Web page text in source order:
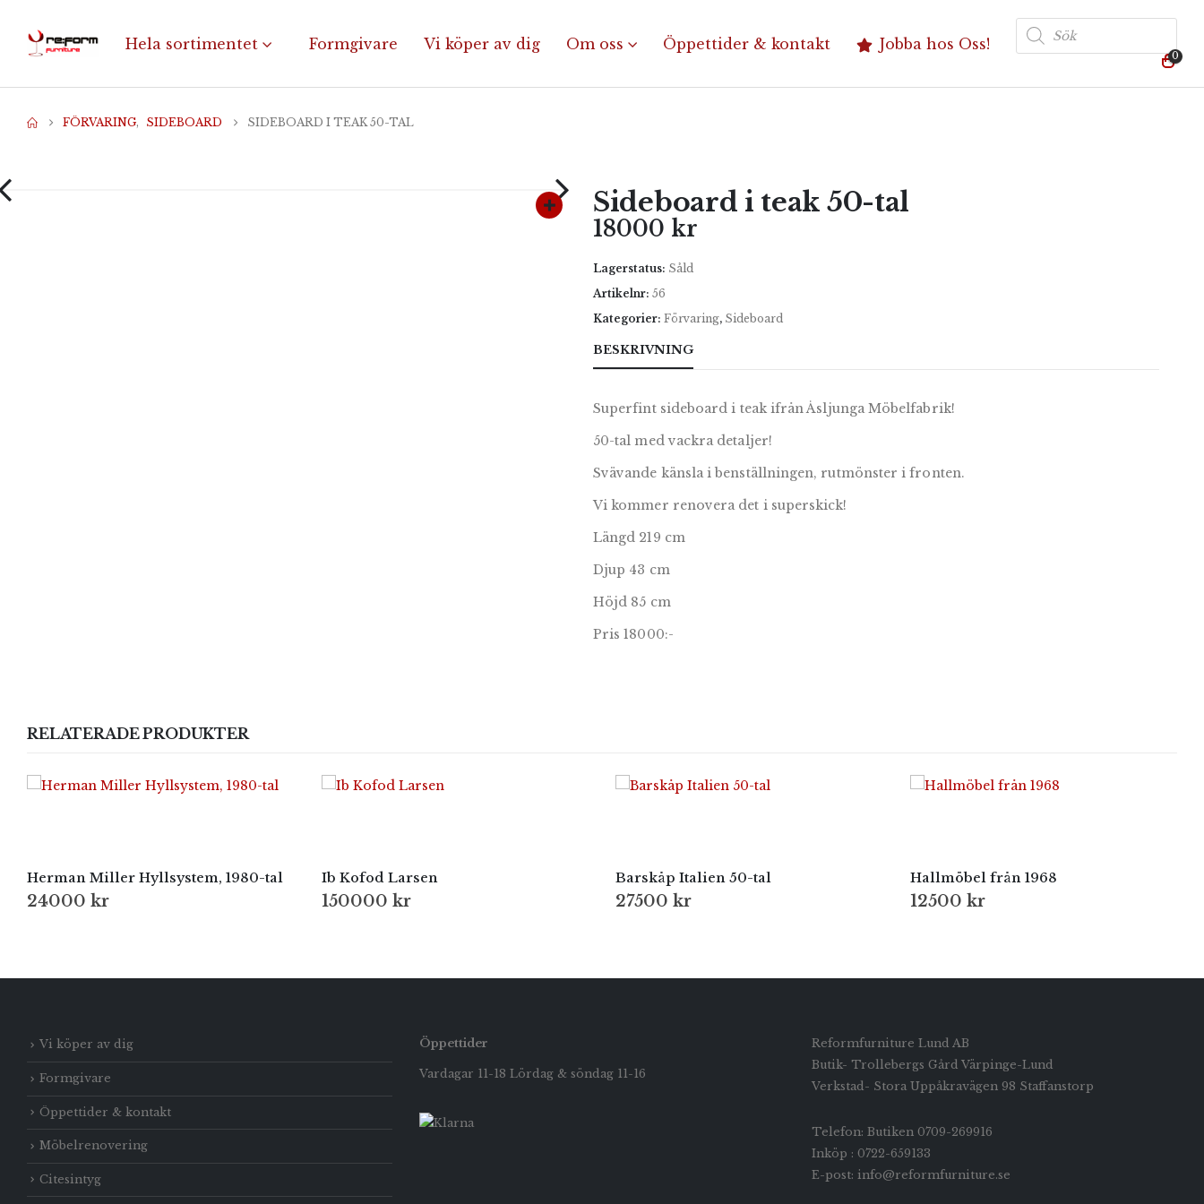
Hela sortimentet Formgivare Vi köper av dig Om oss Öppettider & kontakt Jobba hos Oss!
Produktsökning
0
FÖRVARING, SIDEBOARD SIDEBOARD I TEAK 50-TAL
Sideboard i teak 50-tal
18000 kr
Lagerstatus: Såld
Artikelnr: 56
Kategorier: Förvaring, Sideboard
BESKRIVNING
Superfint sideboard i teak ifrån Åsljunga Möbelfabrik!
50-tal med vackra detaljer!
Svävande känsla i benställningen, rutmönster i fronten.
Vi kommer renovera det i superskick!
Längd 219 cm
Djup 43 cm
Höjd 85 cm
Pris 18000:-
RELATERADE PRODUKTER
Herman Miller Hyllsystem, 1980-tal
24000 kr
Ib Kofod Larsen
150000 kr
Barskåp Italien 50-tal
27500 kr
Hallmöbel från 1968
12500 kr
Vi köper av dig
Formgivare
Öppettider & kontakt
Möbelrenovering
Citesintyg
Öppettider
Vardagar 11-18 Lördag & söndag 11-16
Reformfurniture Lund AB
Butik- Trollebergs Gård Värpinge-Lund
Verkstad- Stora Uppåkravägen 98 Staffanstorp
Telefon: Butiken 0709-269916
Inköp : 0722-659133
E-post: info@reformfurniture.se